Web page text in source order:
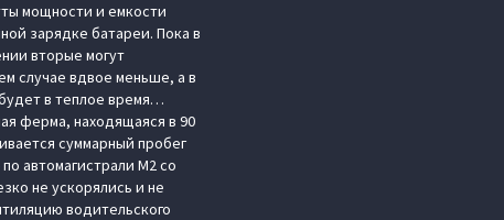
мощности и емкости
зарядке батареи. Пока в
вторые могут
случае вдвое меньше, а в
в теплое время…
ферма, находящаяся в 90
суммарный пробег
автомагистрали М2 со
не ускорялись и не
водительского